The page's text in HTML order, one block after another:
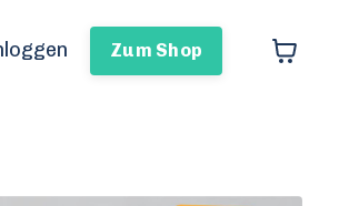
Zum Shop